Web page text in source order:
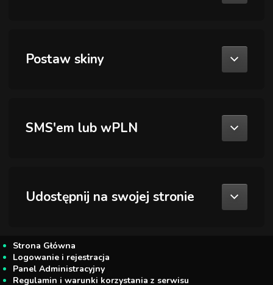
Postaw skiny
SMS'em lub wPLN
Udostępnij na swojej stronie
Strona Główna
Logowanie i rejestracja
Panel Administracyjny
Regulamin i warunki korzystania z serwisu